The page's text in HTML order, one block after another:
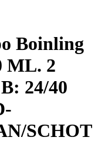
Boinling
ML. 2
24/40
SCHOT